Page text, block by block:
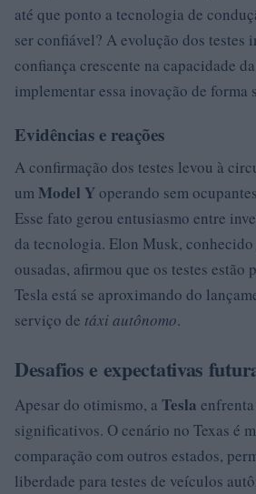
até que ponto a tecnologia de
ser confiável? A evolução dos testes
confiança crescente na capacidade
implementar essa inovação de forma
Evidências e reações
A confirmação dos testes levou à
um Model Yoperando sem
Esse fato gerou entusiasmo entre
da tecnologia. Elon Musk, conhecido
ousadas, afirmou que os testes estão
Tesla está se aproximando do
serviço de táxi autônomo.
Desafios e expectativas
Apesar do otimismo, a Tesla
significativos. O cenário no Texas é
comparação com outros estados,
liberdade para testes de veículos